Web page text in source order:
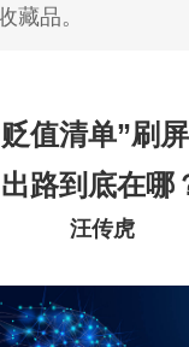
藏品。
值清单”刷
出路到底在哪
汪传虎